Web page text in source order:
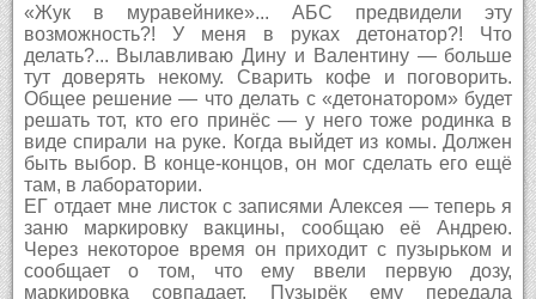
«Жук в муравейнике»... АБС предвидели эту
возможность?! У меня в руках детонатор?! Что
делать?... Вылавливаю Дину и Валентину — больше
тут доверять некому. Сварить кофе и поговорить.
Общее решение — что делать с «детонатором» будет
решать тот, кто его принёс — у него тоже родинка в
виде спирали на руке. Когда выйдет из комы. Должен
быть выбор. В конце-концов, он мог сделать его ещё
там, в лаборатории.
ЕГ отдает мне листок с записями Алексея — теперь я
заню маркировку вакцины, сообщаю её Андрею.
Через некоторое время он приходит с пузырьком и
сообщает о том, что ему ввели первую дозу,
маркировка совпадает. Пузырёк ему передала